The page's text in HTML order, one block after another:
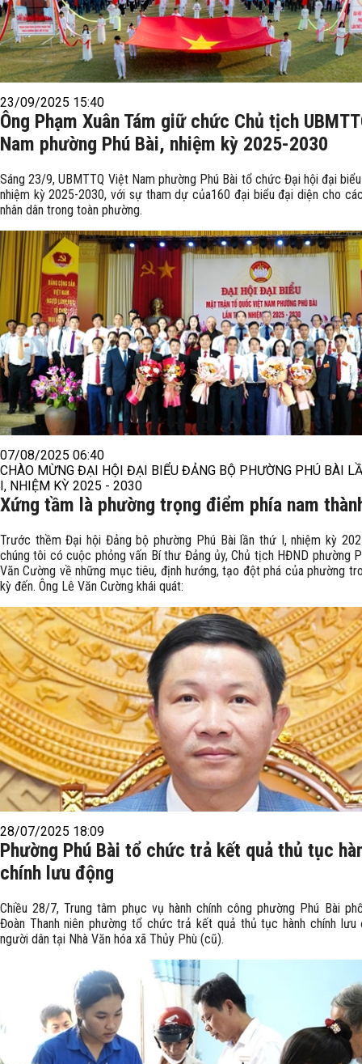
23/09/2025 15:40
Ông Phạm Xuân Tám giữ chức Chủ tịch
Nam phường Phú Bài, nhiệm kỳ 2025-2030
Sáng 23/9, UBMTTQ Việt Nam phường Phú Bài tổ chức Đại hội đại
nhiệm kỳ 2025-2030, với sự tham dự của160 đại biểu đại diện cho
nhân dân trong toàn phường.
07/08/2025 06:40
CHÀO MỪNG ĐẠI HỘI ĐẠI BIỂU ĐẢNG BỘ PHƯỜNG PHÚ BÀI
I, NHIỆM KỲ 2025 - 2030
Xứng tầm là phường trọng điểm phía nam
Trước thềm Đại hội Đảng bộ phường Phú Bài lần thứ I, nhiệm kỳ
chúng tôi có cuộc phỏng vấn Bí thư Đảng ủy, Chủ tịch HĐND phường
Văn Cường về những mục tiêu, định hướng, tạo đột phá của phường
kỳ đến. Ông Lê Văn Cường khái quát:
28/07/2025 18:09
Phường Phú Bài tổ chức trả kết quả thủ tục
chính lưu động
Chiều 28/7, Trung tâm phục vụ hành chính công phường Phú Bài
Đoàn Thanh niên phường tổ chức trả kết quả thủ tục hành chính lưu
người dân tại Nhà Văn hóa xã Thủy Phù (cũ).